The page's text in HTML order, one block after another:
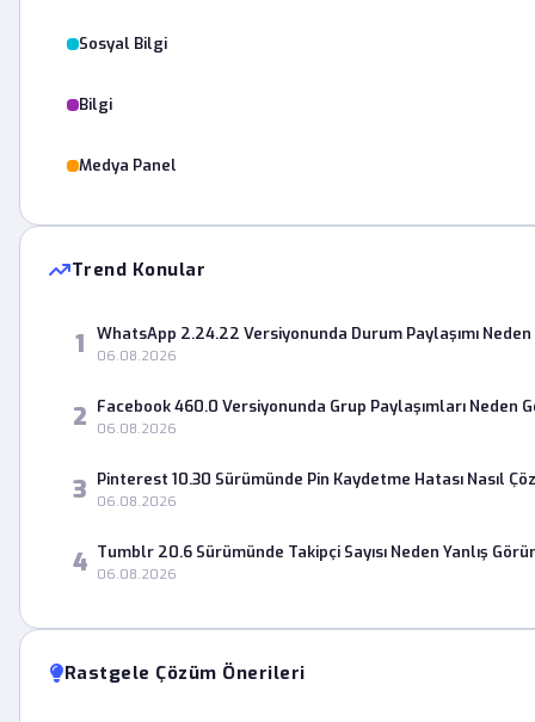
Sosyal Bilgi
Bilgi
Medya Panel
Trend Konular
1 WhatsApp 2.24.22 Versiyonunda Durum Paylaşımı
06.08.2026
2 Facebook 460.0 Versiyonunda Grup Paylaşımları Neden
06.08.2026
3 Pinterest 10.30 Sürümünde Pin Kaydetme Hatası Nasıl
06.08.2026
4 Tumblr 20.6 Sürümünde Takipçi Sayısı Neden Yanlış
06.08.2026
Rastgele Çözüm Önerileri